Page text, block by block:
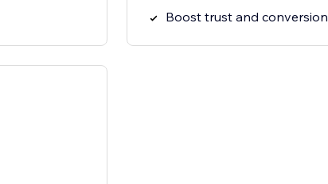
Boost trust and conversion